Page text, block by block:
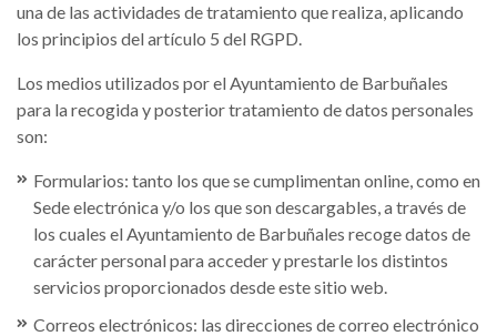
una de las actividades de tratamiento que realiza, aplicando
los principios del artículo 5 del RGPD.
Los medios utilizados por el Ayuntamiento de Barbuñales
para la recogida y posterior tratamiento de datos personales
son:
Formularios: tanto los que se cumplimentan online, como en
Sede electrónica y/o los que son descargables, a través de
los cuales el Ayuntamiento de Barbuñales recoge datos de
carácter personal para acceder y prestarle los distintos
servicios proporcionados desde este sitio web.
Correos electrónicos: las direcciones de correo electrónico